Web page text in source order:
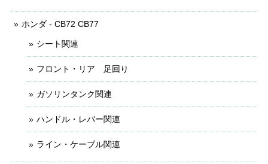
ホンダ - CB72 CB77
シート関連
フロント・リア 足回り
ガソリンタンク関連
ハンドル・レバー関連
ライン・ケーブル関連